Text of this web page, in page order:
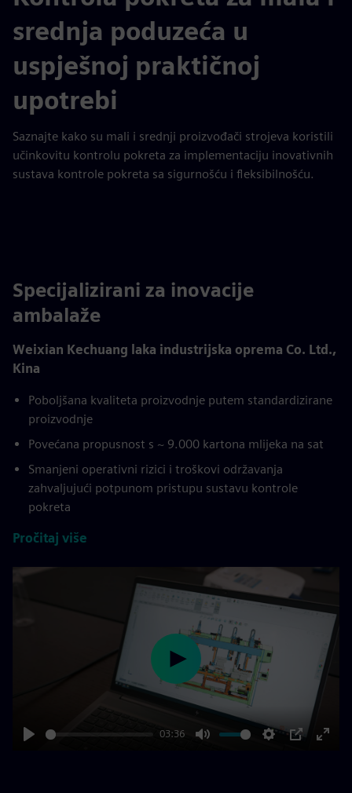
srednja poduzeća u
uspješnoj praktičnoj
upotrebi
Saznajte kako su mali i srednji proizvođači strojeva koristili
učinkovitu kontrolu pokreta za implementaciju inovativnih
sustava kontrole pokreta sa sigurnošću i fleksibilnošću.
Specijalizirani za inovacije
ambalaže
Weixian Kechuang laka industrijska oprema Co. Ltd.,
Kina
Poboljšana kvaliteta proizvodnje putem standardizirane
proizvodnje
Povećana propusnost s ~ 9.000 kartona mlijeka na sat
Smanjeni operativni rizici i troškovi održavanja
zahvaljujući potpunom pristupu sustavu kontrole
pokreta
Pročitaj više
03:36
Play